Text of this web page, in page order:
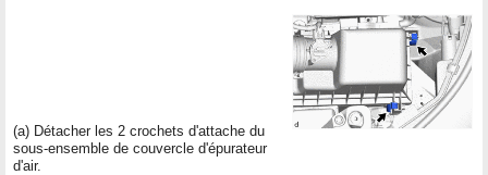
(a) Détacher les 2 crochets d'attache du
sous-ensemble de couvercle d'épurateur
d'air.